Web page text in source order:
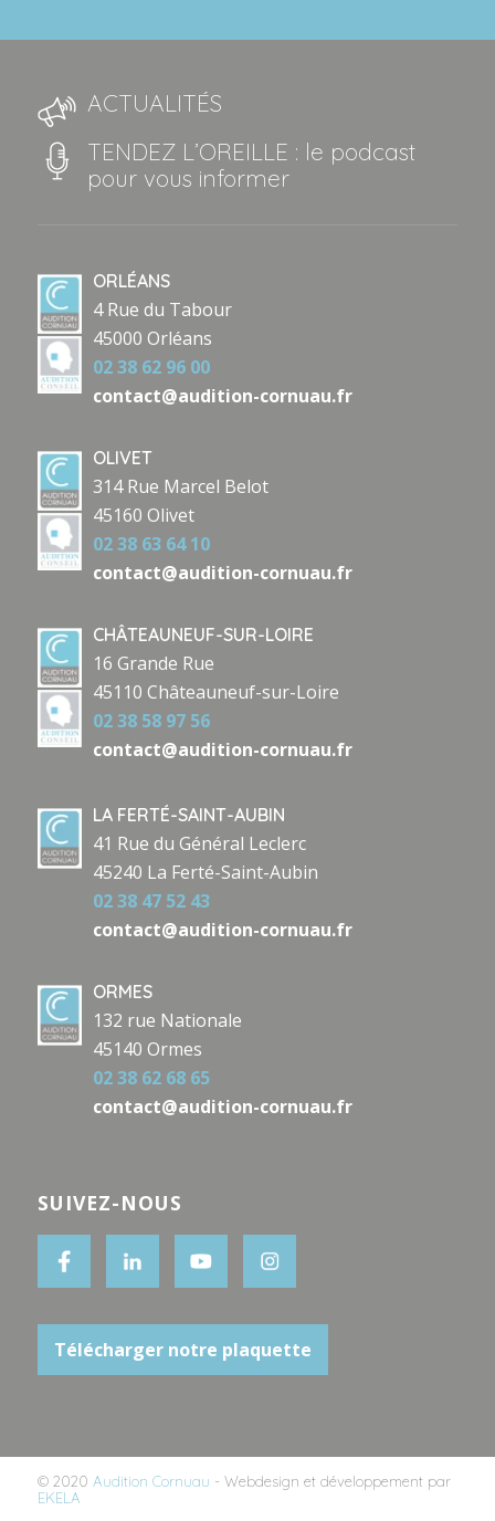
ACTUALITÉS
TENDEZ L’OREILLE : le podcast
pour vous informer
ORLÉANS
4 Rue du Tabour
45000 Orléans
02 38 62 96 00
contact@audition-cornuau.fr
OLIVET
314 Rue Marcel Belot
45160 Olivet
02 38 63 64 10
contact@audition-cornuau.fr
CHÂTEAUNEUF-SUR-LOIRE
16 Grande Rue
45110 Châteauneuf-sur-Loire
02 38 58 97 56
contact@audition-cornuau.fr
LA FERTÉ-SAINT-AUBIN
41 Rue du Général Leclerc
45240 La Ferté-Saint-Aubin
02 38 47 52 43
contact@audition-cornuau.fr
ORMES
132 rue Nationale
45140 Ormes
02 38 62 68 65
contact@audition-cornuau.fr
SUIVEZ-NOUS
Télécharger notre plaquette
© 2020 Audition Cornuau - Webdesign et développement par
EKELA